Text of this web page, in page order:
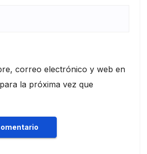
correo electrónico y web en
la próxima vez que